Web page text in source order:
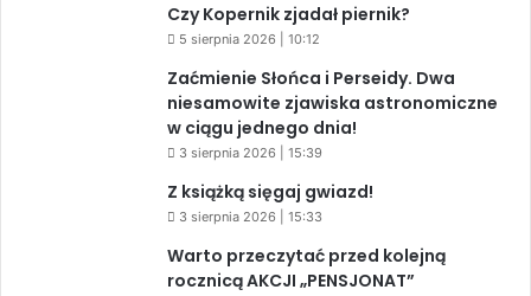
Czy Kopernik zjadał piernik?
5 sierpnia 2026 | 10:12
Zaćmienie Słońca i Perseidy. Dwa
niesamowite zjawiska astronomiczne
w ciągu jednego dnia!
3 sierpnia 2026 | 15:39
Z książką sięgaj gwiazd!
3 sierpnia 2026 | 15:33
Warto przeczytać przed kolejną
rocznicą AKCJI „PENSJONAT”